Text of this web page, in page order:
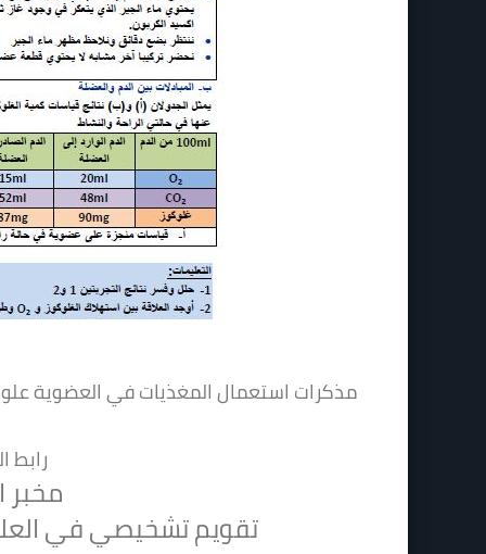
مذكرات استعمال المغذيات في العضوية
رابط
مخبر
تقويم تشخيصي في